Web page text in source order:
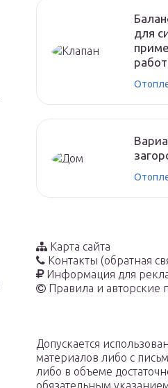
для
Карта сайта
Контакты (обратная
Информация для
Правила и авторские
Допускается
материалов либо с
либо в объеме
обязательным